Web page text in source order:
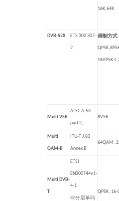
16K,64K
DVB-S2X ETS 302 307-
2
调制方式
16APSK-
Multi VSB
ATSC A.53
part 2,
8VSB
Multi
QAM-B
ITU-T J.83
Annex B
64QAM,
Multi DVB-
T
ETSI
EN300744v1-
4-1
非分层单码
QPSK,